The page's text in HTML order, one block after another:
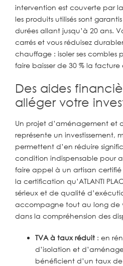
intervention est couverte par
les produits utilisés sont
durées allant jusqu’à 20 ans.
carrés et vous réduisez
chauffage : isoler ses combles
faire baisser de 30 % la
Des aides
alléger votre
Un projet d’aménagement et
représente un investissement,
permettent d’en réduire
condition indispensable pour
faire appel à un artisan certifié
la certification qu’ATLANTI
sérieux et de qualité
accompagne tout au long de
dans la compréhension des
TVA à taux réduit: en
d’isolation et
bénéficient d’un taux